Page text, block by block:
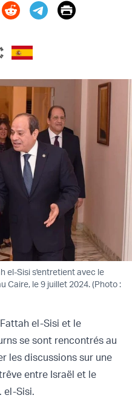
Print
el-Sisi s'entretient avec le
Caire, le 9 juillet 2024. (Photo :
el-Sisi et le
se sont rencontrés au
les discussions sur une
entre Israël et le
el-Sisi.